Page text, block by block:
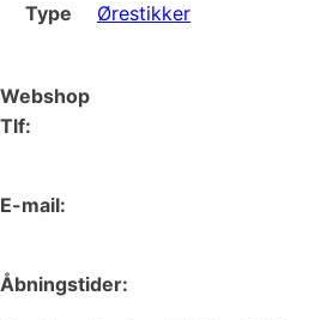
Type Ørestikker
Webshop
Tlf:
E-mail:
Åbningstider: